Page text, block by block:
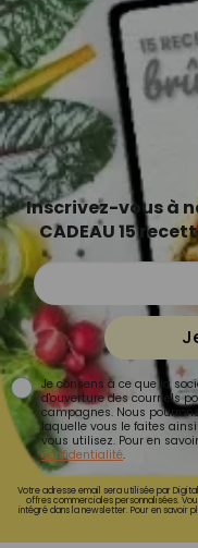
Inscrivez-vous à
CADEAU 15
Je consens à ce que la
d'ouverture des courriels
campagnes. Nous
laquelle vous le faites
vous utilisez. Pour en
confidentialité.
Votre adresse email sera utilisée par
offres commerciales personnalisées.
intégré dans la newsletter. Pour en savoir